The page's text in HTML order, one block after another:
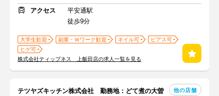
アクセス
平安通駅
徒歩9分
大学生歓迎 副業・Ｗワーク歓迎 ネイル可
ピアス可
ヒゲ可
株式会社ティップネス 上飯田店の求人一覧を見る
テツヤズキッチン株式会社 勤務地：どて煮の大曽
他の店舗